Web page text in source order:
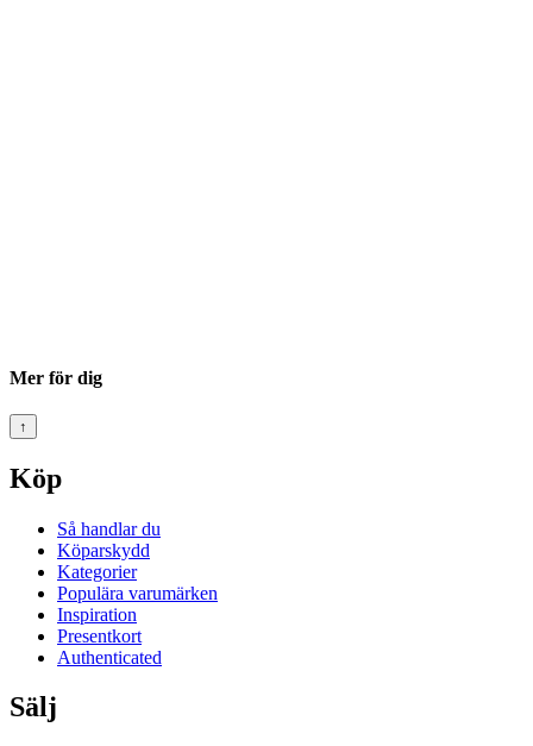
Mer för dig
↑
Köp
Så handlar du
Köparskydd
Kategorier
Populära varumärken
Inspiration
Presentkort
Authenticated
Sälj